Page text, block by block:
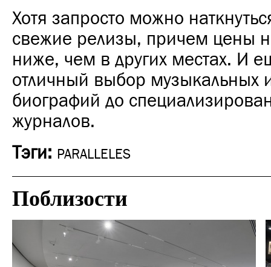
Хотя запросто можно
свежие релизы, причем цены
ниже, чем в других местах. И
отличный выбор музыкальных
биографий до
журналов.
Тэги: PARALLELES
Поблизости